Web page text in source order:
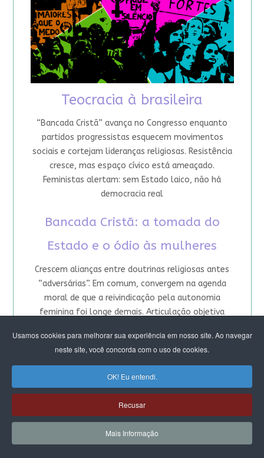
Usamos cookies para melhorar sua experiência em nosso site. Ao navegar
neste site, você concorda com o uso de cookies.
OK! Eu entendi.
Recusar
Mais Informação
Teocracia à brasileira
“Bancada Cristã” avança no Congresso enquanto
partidos progressistas esquecem movimentos
sociais e cortejam lideranças religiosas. Resistência
cresce, mas espaço cívico está ameaçado.
Feministas alertam: sem Estado laico, não há
democracia real
Bancada Cristã: a tomada do
Estado e o ódio às mulheres
Crescem alianças entre doutrinas religiosas antes
“adversárias”. Em comum, convergem na agenda
moral de que a reivindicação pela autonomia
feminina foi longe demais. Articulação objetiva
controle da pauta legislativa
Congresso: Por onde avançam as
bancadas religiosas
Pauta da “retidão moral” sob mando masculino
aglutina 40% dos parlamentares. É incentivada por
igrejas fundamentalistas, que avançaram no